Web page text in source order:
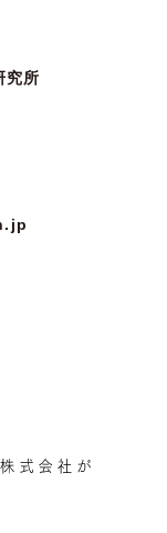
究所